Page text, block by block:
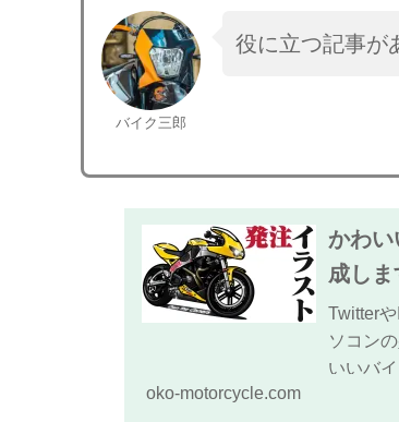
バイク三郎
役に立つ記事が
かわ
成しま
Twitter
ソコン
いいバ
oko-motorcycle.com